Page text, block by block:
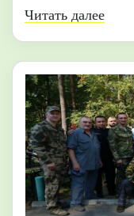
Читать далее